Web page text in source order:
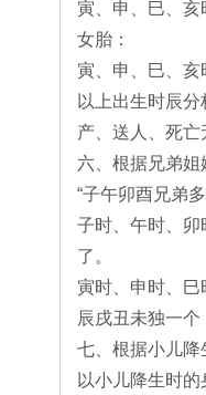
寅、申、巳、亥
女胎：
寅、申、巳、亥
以上出生时辰
产、送人、死亡
六、根据兄弟姐
“子午卯酉兄弟
子时、午时、
了。
寅时、申时、巳
辰戌丑未独一
七、根据小儿降
以小儿降生时的